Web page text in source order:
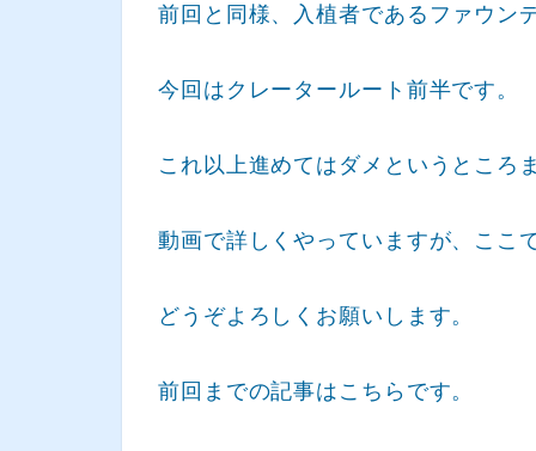
前回と同様、入植者であるファウン
今回はクレータールート前半です。
これ以上進めてはダメというところ
動画で詳しくやっていますが、ここ
どうぞよろしくお願いします。
前回までの記事はこちらです。